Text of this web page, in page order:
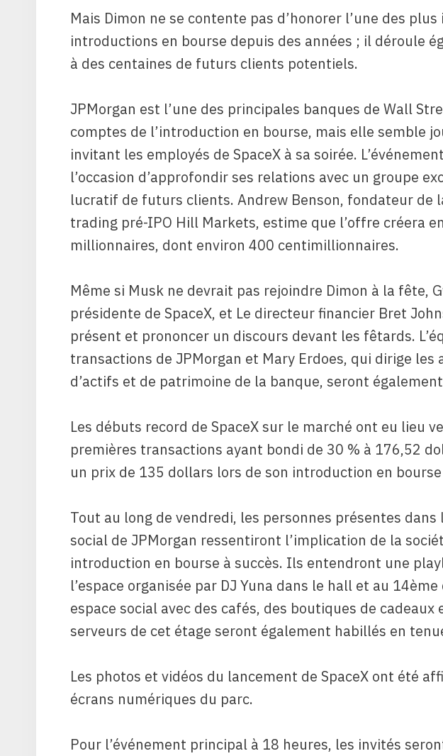
Mais Dimon ne se contente pas d’honorer l’une des
introductions en bourse depuis des années ; il déroule
à des centaines de futurs clients potentiels.
JPMorgan est l’une des principales banques de Wall
comptes de l’introduction en bourse, mais elle semble
invitant les employés de SpaceX à sa soirée.
l’occasion d’approfondir ses relations avec un groupe
lucratif de futurs clients. Andrew Benson, fondateur de
trading pré-IPO Hill Markets, estime que l’offre créera
millionnaires, dont environ 400 centimillionnaires.
Même si Musk ne devrait pas rejoindre Dimon à la fête,
présidente de SpaceX, et Le directeur financier Bret
présent et prononcer un discours devant les fêtards.
transactions de JPMorgan et Mary Erdoes, qui dirige les
d’actifs et de patrimoine de la banque, seront
Les débuts record de SpaceX sur le marché ont eu lieu
premières transactions ayant bondi de 30 % à 176,52
un prix de 135 dollars lors de son introduction en
Tout au long de vendredi, les personnes présentes
social de JPMorgan ressentiront l’implication de la
introduction en bourse à succès. Ils entendront une
l’espace organisée par DJ Yuna dans le hall et au
espace social avec des cafés, des boutiques de
serveurs de cet étage seront également habillés en
Les photos et vidéos du lancement de SpaceX ont été
écrans numériques du parc.
Pour l’événement principal à 18 heures, les invités